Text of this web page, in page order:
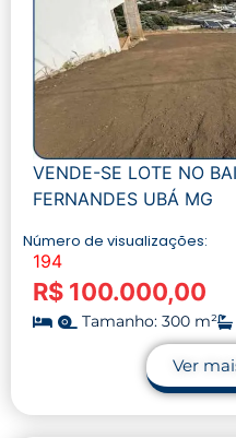
VENDE-SE LOTE NO
FERNANDES UBÁ MG
Número de visualizações:
194
R$ 100.000,00
Tamanho: 300 m²
Ver